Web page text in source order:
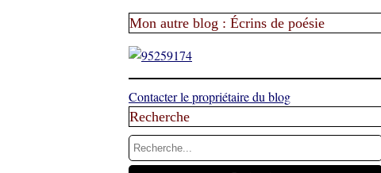
Mon autre blog : Écrins de poésie
Contacter le propriétaire du blog
Recherche